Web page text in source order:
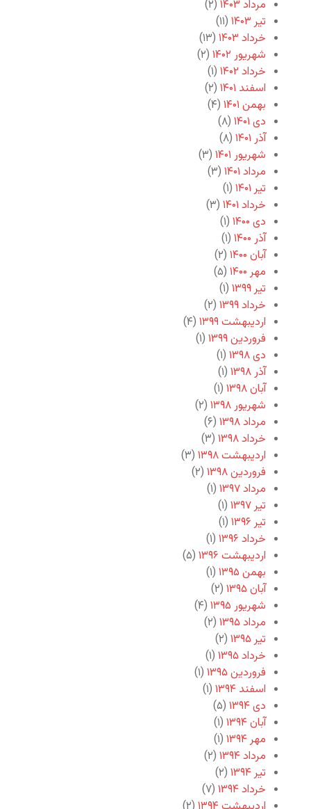
مرداد ۱۴۰۳
(۲)
تیر ۱۴۰۳
(۱۱)
خرداد ۱۴۰۳
(۱۳)
شهریور ۱۴۰۲
(۲)
خرداد ۱۴۰۲
(۱)
اسفند ۱۴۰۱
(۲)
بهمن ۱۴۰۱
(۴)
دی ۱۴۰۱
(۸)
آذر ۱۴۰۱
(۸)
شهریور ۱۴۰۱
(۳)
مرداد ۱۴۰۱
(۳)
تیر ۱۴۰۱
(۱)
خرداد ۱۴۰۱
(۳)
دی ۱۴۰۰
(۱)
آذر ۱۴۰۰
(۱)
آبان ۱۴۰۰
(۲)
مهر ۱۴۰۰
(۵)
تیر ۱۳۹۹
(۱)
خرداد ۱۳۹۹
(۲)
اردیبهشت ۱۳۹۹
(۴)
فروردین ۱۳۹۹
(۱)
دی ۱۳۹۸
(۱)
آذر ۱۳۹۸
(۱)
آبان ۱۳۹۸
(۱)
شهریور ۱۳۹۸
(۲)
مرداد ۱۳۹۸
(۶)
خرداد ۱۳۹۸
(۳)
اردیبهشت ۱۳۹۸
(۳)
فروردین ۱۳۹۸
(۲)
مرداد ۱۳۹۷
(۱)
تیر ۱۳۹۷
(۱)
تیر ۱۳۹۶
(۱)
خرداد ۱۳۹۶
(۱)
اردیبهشت ۱۳۹۶
(۵)
بهمن ۱۳۹۵
(۱)
آبان ۱۳۹۵
(۲)
شهریور ۱۳۹۵
(۴)
مرداد ۱۳۹۵
(۲)
تیر ۱۳۹۵
(۲)
خرداد ۱۳۹۵
(۱)
فروردین ۱۳۹۵
(۱)
اسفند ۱۳۹۴
(۱)
دی ۱۳۹۴
(۵)
آبان ۱۳۹۴
(۱)
مهر ۱۳۹۴
(۱)
مرداد ۱۳۹۴
(۲)
تیر ۱۳۹۴
(۲)
خرداد ۱۳۹۴
(۷)